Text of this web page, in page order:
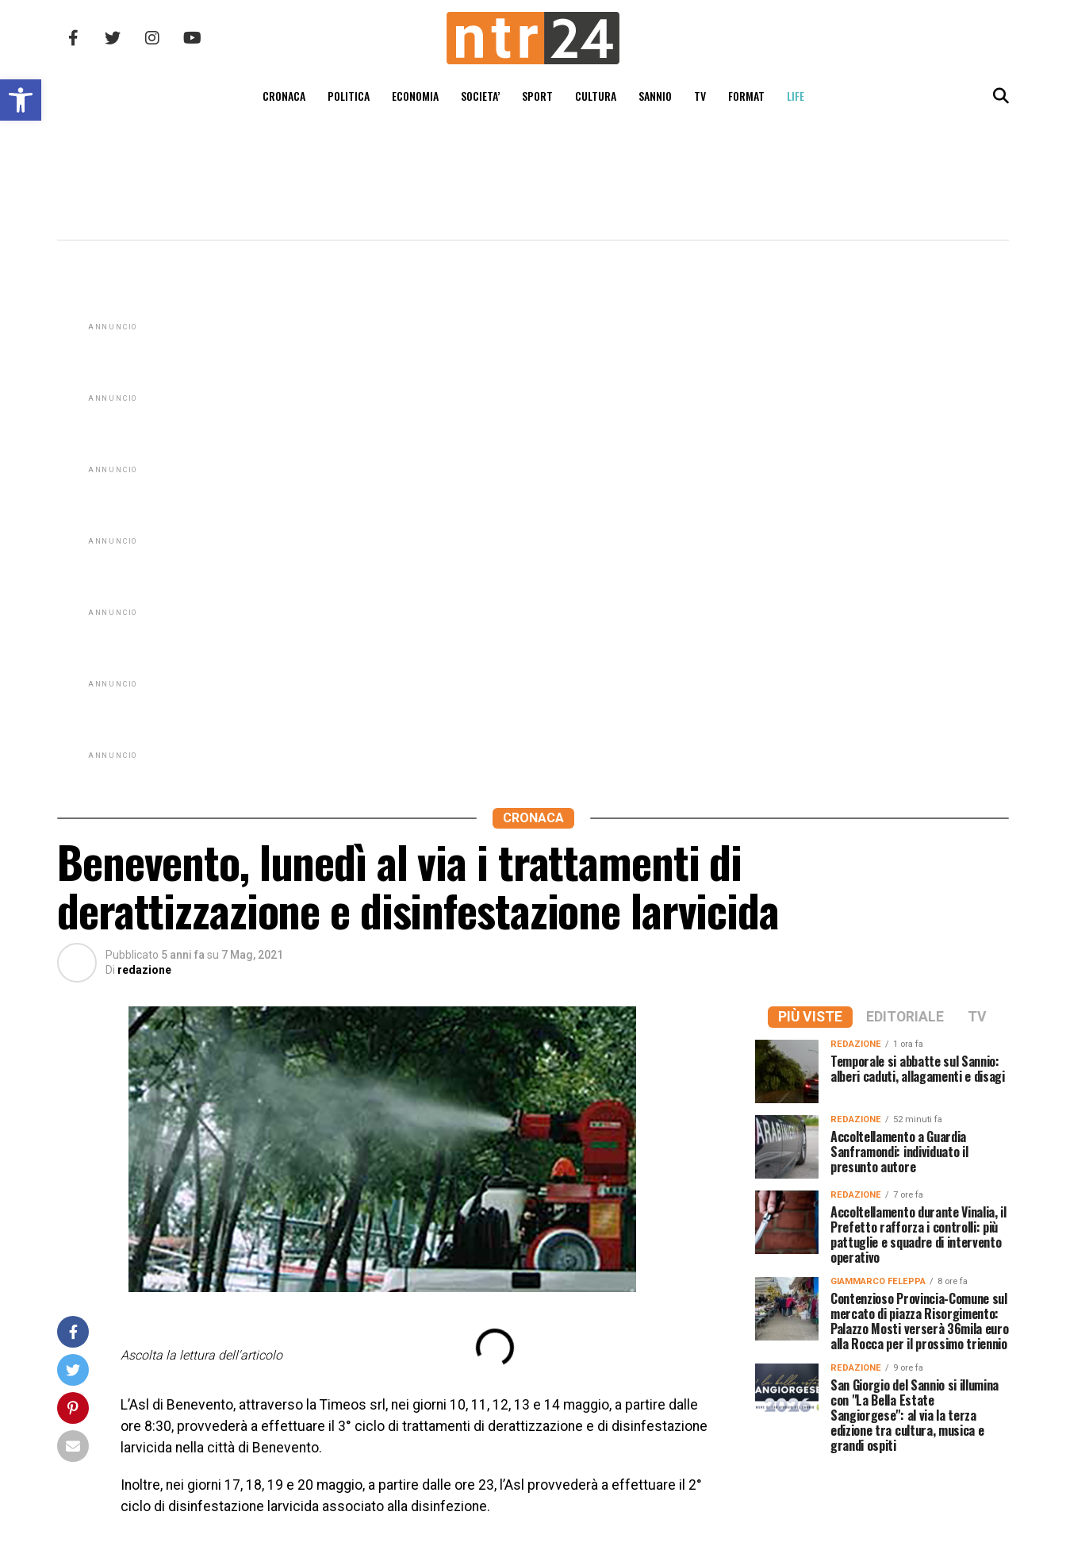
Open toolbar CRONACA POLITICA ECONOMIA SOCIETA’ SPORT CULTURA SANNIO TV FORMAT LIFE
ANNUNCIO
ANNUNCIO
ANNUNCIO
ANNUNCIO
ANNUNCIO
ANNUNCIO
ANNUNCIO
CRONACA
Benevento, lunedì al via i trattamenti di
derattizzazione e disinfestazione larvicida
Pubblicato 5 anni fa su 7 Mag, 2021
Di redazione
Ascolta la lettura dell'articolo
L’Asl di Benevento, attraverso la Timeos srl, nei giorni 10, 11, 12, 13 e 14 maggio, a partire dalle
ore 8:30, provvederà a effettuare il 3° ciclo di trattamenti di derattizzazione e di disinfestazione
larvicida nella città di Benevento.
Inoltre, nei giorni 17, 18, 19 e 20 maggio, a partire dalle ore 23, l’Asl provvederà a effettuare il 2°
ciclo di disinfestazione larvicida associato alla disinfezione.
PIÙ VISTE EDITORIALE TV
REDAZIONE 1 ora fa
Temporale si abbatte sul Sannio:
alberi caduti, allagamenti e disagi
REDAZIONE 52 minuti fa
Accoltellamento a Guardia
Sanframondi: individuato il
presunto autore
REDAZIONE 7 ore fa
Accoltellamento durante Vinalia, il
Prefetto rafforza i controlli: più
pattuglie e squadre di intervento
operativo
GIAMMARCO FELEPPA 8 ore fa
Contenzioso Provincia-Comune sul
mercato di piazza Risorgimento:
Palazzo Mosti verserà 36mila euro
alla Rocca per il prossimo triennio
REDAZIONE 9 ore fa
San Giorgio del Sannio si illumina
con "La Bella Estate
Sangiorgese": al via la terza
edizione tra cultura, musica e
grandi ospiti